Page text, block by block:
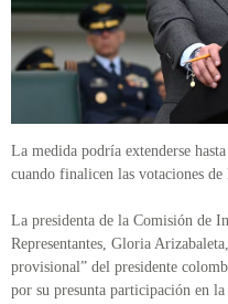
La medida podría extenderse
cuando finalicen las votaciones
La presidenta de la Comisión de
Representantes, Gloria
provisional” del presidente
por su presunta participación en